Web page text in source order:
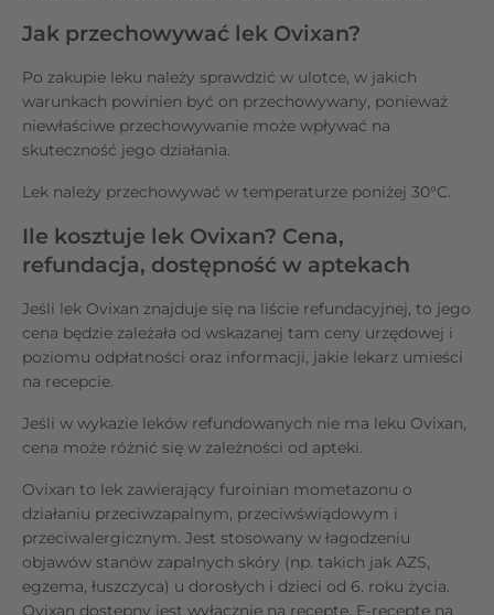
Jak przechowywać lek Ovixan?
Po zakupie leku należy sprawdzić w ulotce, w jakich
warunkach powinien być on przechowywany, ponieważ
niewłaściwe przechowywanie może wpływać na
skuteczność jego działania.
Lek należy przechowywać w temperaturze poniżej 30°C.
Ile kosztuje lek Ovixan? Cena,
refundacja, dostępność w aptekach
Jeśli lek Ovixan znajduje się na liście refundacyjnej, to jego
cena będzie zależała od wskazanej tam ceny urzędowej i
poziomu odpłatności oraz informacji, jakie lekarz umieści
na recepcie.
Jeśli w wykazie leków refundowanych nie ma leku Ovixan,
cena może różnić się w zależności od apteki.
Ovixan to lek zawierający furoinian mometazonu o
działaniu przeciwzapalnym, przeciwświądowym i
przeciwalergicznym. Jest stosowany w łagodzeniu
objawów stanów zapalnych skóry (np. takich jak AZS,
egzema, łuszczyca) u dorosłych i dzieci od 6. roku życia.
Ovixan dostępny jest wyłącznie na receptę. E-receptę na